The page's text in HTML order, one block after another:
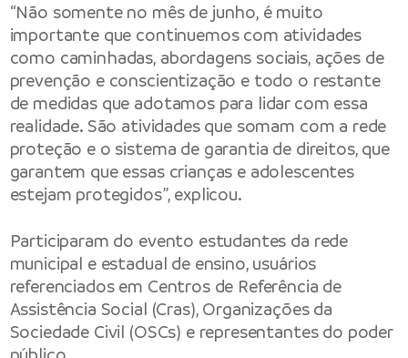
“Não somente no mês de junho, é muito
importante que continuemos com atividades
como caminhadas, abordagens sociais, ações de
prevenção e conscientização e todo o restante
de medidas que adotamos para lidar com essa
realidade. São atividades que somam com a rede
proteção e o sistema de garantia de direitos, que
garantem que essas crianças e adolescentes
estejam protegidos”, explicou.
Participaram do evento estudantes da rede
municipal e estadual de ensino, usuários
referenciados em Centros de Referência de
Assistência Social (Cras), Organizações da
Sociedade Civil (OSCs) e representantes do poder